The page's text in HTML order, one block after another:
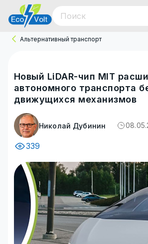
Альтернативный транспорт
Новый LiDAR-чип MIT
автономного транспорта
движущихся механизмов
Николай Дубинин
339